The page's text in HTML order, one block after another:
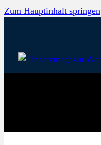
Zum Hauptinhalt springen